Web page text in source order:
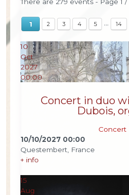
1 2 3 4 5 ... 14
10
Oct
2027
00:00
Concert in duo
Dubois,
Concert
10/10/2027 00:00
Questembert, France
+ info
15
Aug